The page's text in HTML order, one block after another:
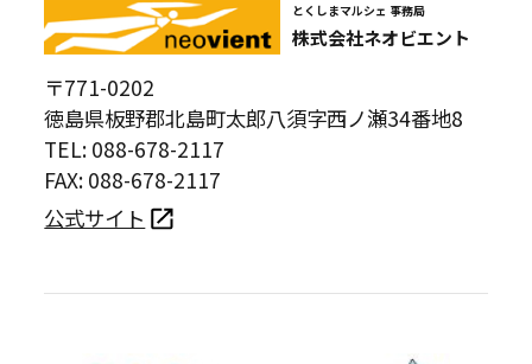
とくしまマルシェ 事務局
株式会社ネオビエント
〒771-0202
徳島県板野郡北島町太郎八須字西ノ瀬34番地8
TEL: 088-678-2117
FAX: 088-678-2117
公式サイト